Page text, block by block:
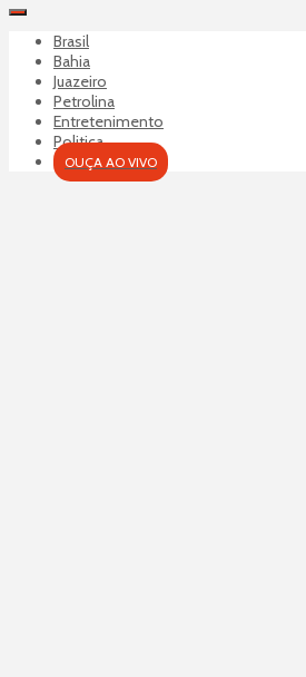
Brasil
Bahia
Juazeiro
Petrolina
Entretenimento
Politica
OUÇA AO VIVO